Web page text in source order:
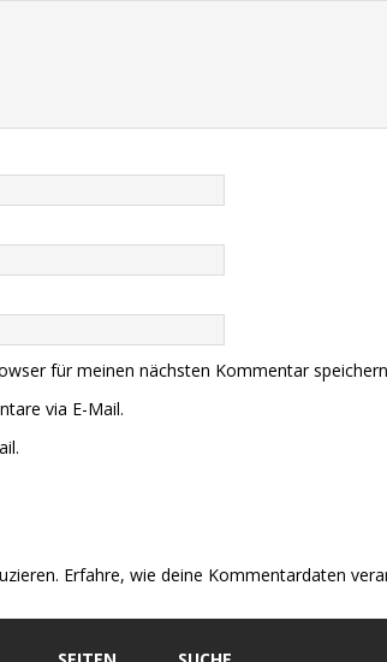
für meinen nächsten Kommentar
via E-Mail.
Erfahre, wie deine Kommentardaten